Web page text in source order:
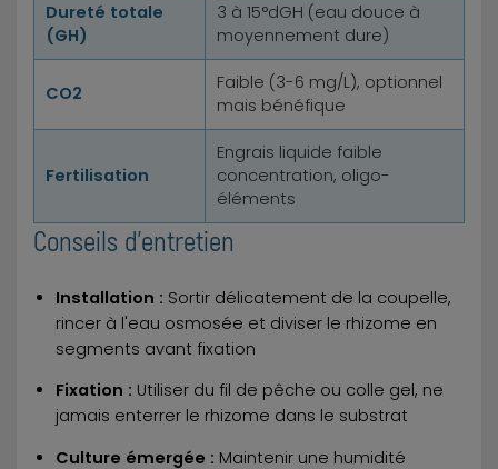
Dureté totale
(GH)
3 à 15°dGH (eau douce à
moyennement dure)
CO2
Faible (3-6 mg/L), optionnel
mais bénéfique
Fertilisation
Engrais liquide faible
concentration, oligo-
éléments
Conseils d'entretien
Installation : Sortir délicatement de la coupelle,
rincer à l'eau osmosée et diviser le rhizome en
segments avant fixation
Fixation : Utiliser du fil de pêche ou colle gel, ne
jamais enterrer le rhizome dans le substrat
Culture émergée : Maintenir une humidité